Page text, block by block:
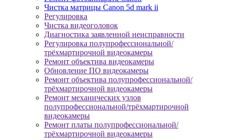
Чистка матрицы Canon 5d mark ii
Регулировка
Чистка видеоголовок
Диагностика заявленной неисправности
Регулировка полупрофессиональной/
трёхмартирочной видеокамеры
Ремонт объектива видеокамеры
Обновление ПО видеокамеры
Ремонт объектива полупрофессиональной/
трёхмартирочной видеокамеры
Ремонт механических узлов
полупрофессиональной/трёхмартирочной
видеокамеры
Ремонт платы полупрофессиональной/
трёхмартирочной видеокамеры